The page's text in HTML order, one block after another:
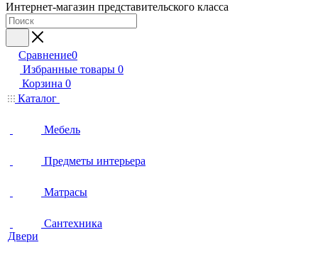
Интернет-магазин представительского класса
Сравнение0
Избранные товары 0
Корзина 0
Каталог
Мебель
Предметы интерьера
Матрасы
Сантехника
Двери